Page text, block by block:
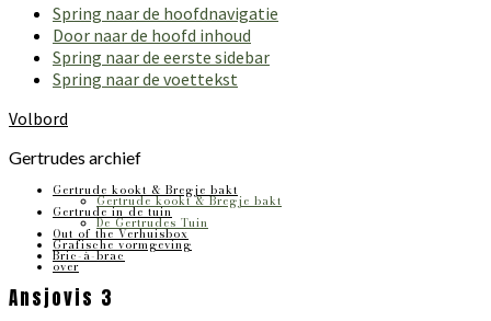
deze
website
Spring naar de hoofdnavigatie
Door naar de hoofd inhoud
Spring naar de eerste sidebar
Spring naar de voettekst
Volbord
Gertrudes archief
Gertrude kookt & Bregje bakt
Gertrude kookt & Bregje bakt
Gertrude in de tuin
De Gertrudes Tuin
Out of the Verhuisbox
Grafische vormgeving
Bric-à-brac
over
Ansjovis 3